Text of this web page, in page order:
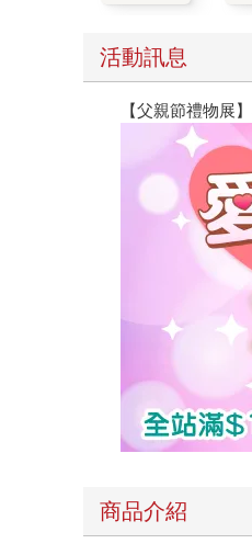
活動訊息
【父親節禮物展
商品介紹